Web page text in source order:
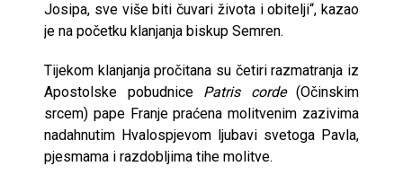
Josipa, sve više biti čuvari života i obitelji“, kazao
je na početku klanjanja biskup Semren.
Tijekom klanjanja pročitana su četiri razmatranja iz
Apostolske pobudnice Patris corde(Očinskim
srcem) pape Franje praćena molitvenim zazivima
nadahnutim Hvalospjevom ljubavi svetoga Pavla,
pjesmama i razdobljima tihe molitve.